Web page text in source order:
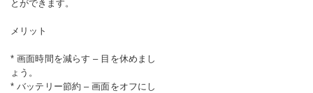
とができます。
メリット
* 画面時間を減らす – 目を休めまし
ょう。
* バッテリー節約 – 画面をオフにし